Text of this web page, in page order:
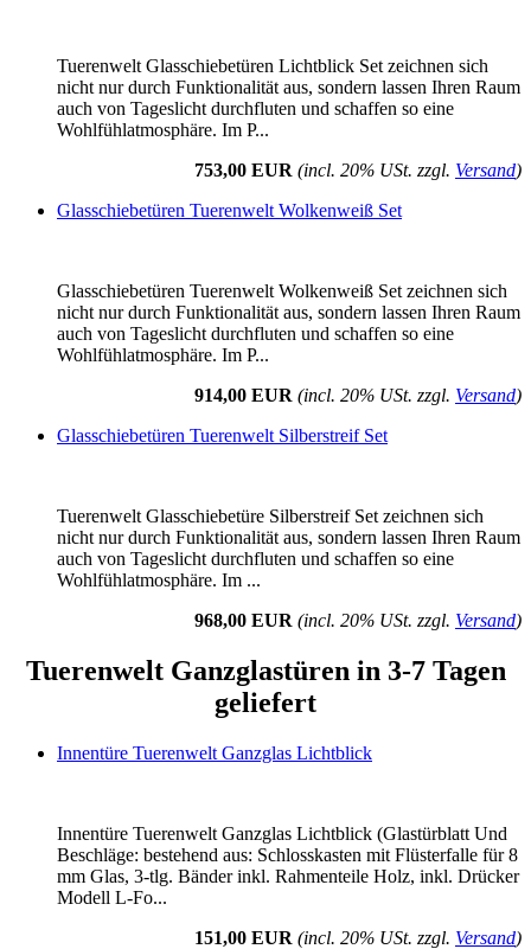
Tuerenwelt Glasschiebetüren Lichtblick Set zeichnen sich
nicht nur durch Funktionalität aus, sondern lassen Ihren Raum
auch von Tageslicht durchfluten und schaffen so eine
Wohlfühlatmosphäre. Im P...
753,00 EUR (incl. 20% USt. zzgl. Versand)
Glasschiebetüren Tuerenwelt Wolkenweiß Set
Glasschiebetüren Tuerenwelt Wolkenweiß Set zeichnen sich
nicht nur durch Funktionalität aus, sondern lassen Ihren Raum
auch von Tageslicht durchfluten und schaffen so eine
Wohlfühlatmosphäre. Im P...
914,00 EUR (incl. 20% USt. zzgl. Versand)
Glasschiebetüren Tuerenwelt Silberstreif Set
Tuerenwelt Glasschiebetüre Silberstreif Set zeichnen sich
nicht nur durch Funktionalität aus, sondern lassen Ihren Raum
auch von Tageslicht durchfluten und schaffen so eine
Wohlfühlatmosphäre. Im ...
968,00 EUR (incl. 20% USt. zzgl. Versand)
Tuerenwelt Ganzglastüren in 3-7 Tagen
geliefert
Innentüre Tuerenwelt Ganzglas Lichtblick
Innentüre Tuerenwelt Ganzglas Lichtblick (Glastürblatt Und
Beschläge: bestehend aus: Schlosskasten mit Flüsterfalle für 8
mm Glas, 3-tlg. Bänder inkl. Rahmenteile Holz, inkl. Drücker
Modell L-Fo...
151,00 EUR (incl. 20% USt. zzgl. Versand)